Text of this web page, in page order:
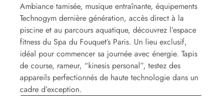
Ambiance tamisée, musique entraînante, équipements
Technogym dernière génération, accès direct à la
piscine et au parcours aquatique, découvrez l’espace
fitness du Spa du Fouquet’s Paris. Un lieu exclusif,
idéal pour commencer sa journée avec énergie. Tapis
de course, rameur, “kinesis personal”, testez des
appareils perfectionnés de haute technologie dans un
cadre d’exception.